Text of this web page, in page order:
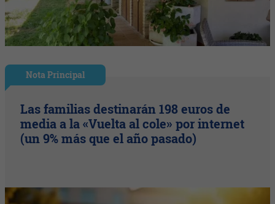
Nota Principal
Las familias destinarán 198 euros de
media a la «Vuelta al cole» por internet
(un 9% más que el año pasado)